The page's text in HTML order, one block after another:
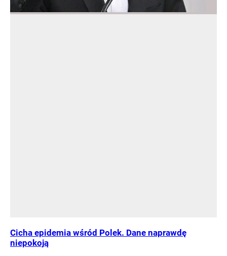
Cicha epidemia wśród Polek. Dane naprawdę
niepokoją